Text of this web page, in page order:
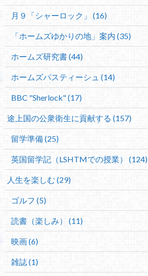
月９「シャーロック」 (16)
「ホームズゆかりの地」案内 (35)
ホームズ研究書 (44)
ホームズパスティーシュ (14)
BBC "Sherlock" (17)
途上国の公衆衛生に貢献する (157)
留学準備 (25)
英国留学記（LSHTMでの授業） (124)
人生を楽しむ (29)
ゴルフ (5)
読書（楽しみ） (11)
映画 (6)
雑誌 (1)